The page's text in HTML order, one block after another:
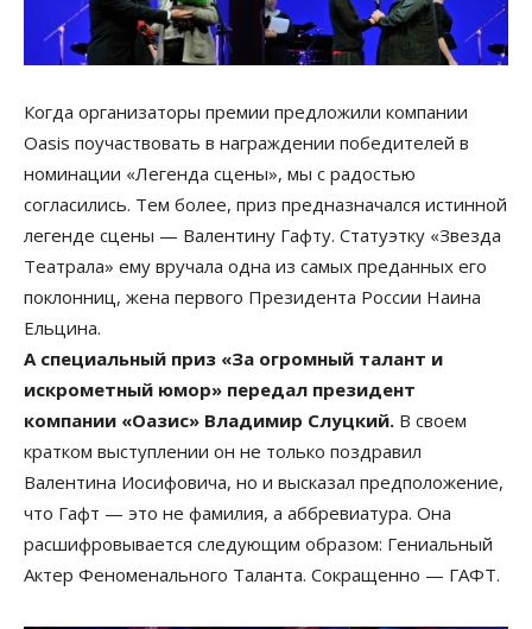
Когда организаторы премии предложили компании
Oasis поучаствовать в награждении победителей в
номинации «Легенда сцены», мы с радостью
согласились. Тем более, приз предназначался истинной
легенде сцены — Валентину Гафту. Статуэтку «Звезда
Театрала» ему вручала одна из самых преданных его
поклонниц, жена первого Президента России Наина
Ельцина.
А специальный приз «За огромный талант и
искрометный юмор» передал президент
компании «Оазис» Владимир Слуцкий. В своем
кратком выступлении он не только поздравил
Валентина Иосифовича, но и высказал предположение,
что Гафт — это не фамилия, а аббревиатура. Она
расшифровывается следующим образом: Гениальный
Актер Феноменального Таланта. Сокращенно — ГАФТ.